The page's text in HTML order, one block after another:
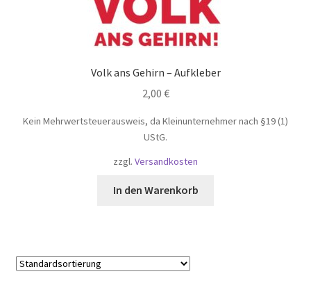
Volk ans Gehirn – Aufkleber
2,00 €
Kein Mehrwertsteuerausweis, da Kleinunternehmer nach §19 (1)
UStG.
zzgl. Versandkosten
In den Warenkorb